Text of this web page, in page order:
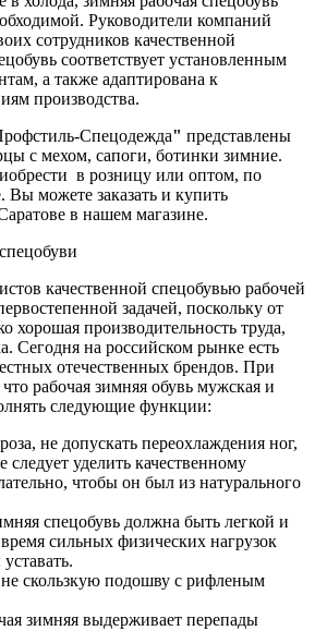
Руководители компаний
сотрудников качественной
соответствует установленным
а также адаптирована к
производства.
Спецодежда" представлены
с мехом, сапоги, ботинки зимние.
в розницу или оптом, по
Вы можете заказать и купить
в нашем магазине.
качественной спецобувью рабочей
задачей, поскольку от
хорошая производительность труда,
Сегодня на российском рынке есть
отечественных брендов. При
рабочая зимняя обувь мужская и
следующие функции:
не допускать переохлаждения ног,
следует уделить качественному
чтобы он был из натурального
спецобувь должна быть легкой и
сильных физических нагрузок
скользкую подошву с рифленым
зимняя выдерживает перепады